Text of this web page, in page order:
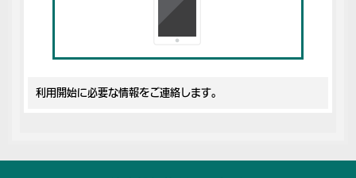
利用開始に必要な情報をご連絡します。